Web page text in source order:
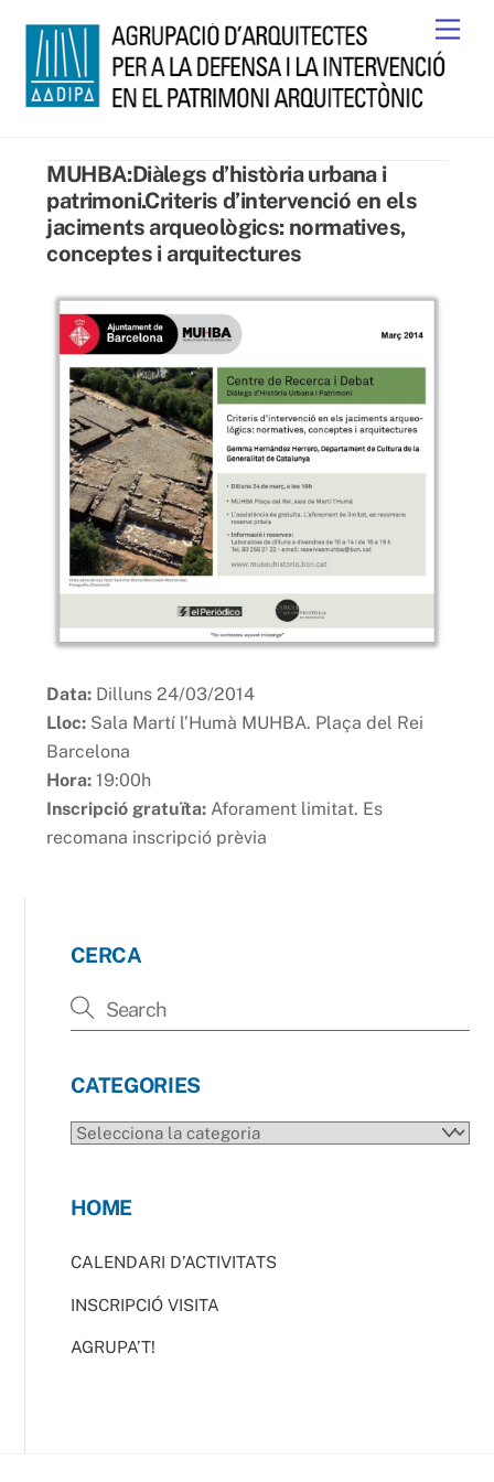
content
MUHBA:Diàlegs d’història urbana i
patrimoni.Criteris d’intervenció en els
jaciments arqueològics: normatives,
conceptes i arquitectures
Data: Dilluns 24/03/2014
Lloc: Sala Martí l’Humà MUHBA. Plaça del Rei
Barcelona
Hora:19:00h
Inscripció gratuïta: Aforament limitat. Es
recomana inscripció prèvia
CERCA
CATEGORIES
CATEGORIES
HOME
CALENDARI D’ACTIVITATS
INSCRIPCIÓ VISITA
AGRUPA’T!